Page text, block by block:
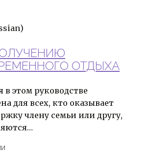
ОТДЫХА
этом руководстве
для всех, кто оказывает
члену семьи или другу,